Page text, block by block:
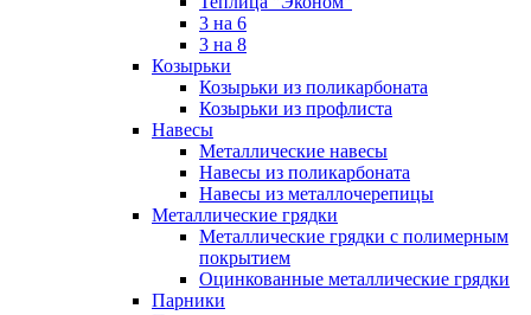
3 на 6
3 на 8
Козырьки
Козырьки из поликарбоната
Козырьки из профлиста
Навесы
Металлические навесы
Навесы из поликарбоната
Навесы из металлочерепицы
Металлические грядки
Металлические грядки с полимерным
покрытием
Оцинкованные металлические грядки
Парники